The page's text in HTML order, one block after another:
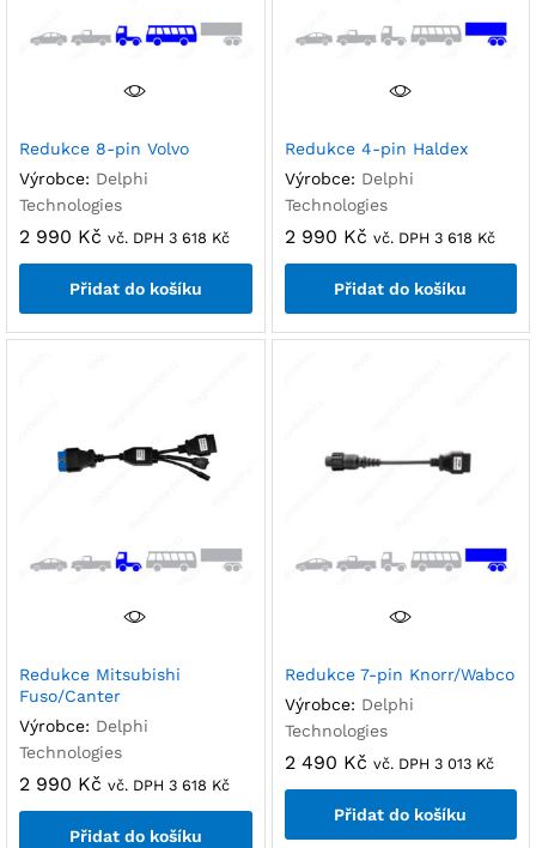
Redukce 8-pin Volvo
Výrobce: Delphi
Technologies
2 990 Kč vč. DPH 3 618 Kč
Přidat do košíku
Redukce 4-pin Haldex
Výrobce: Delphi
Technologies
2 990 Kč vč. DPH 3 618 Kč
Přidat do košíku
Redukce Mitsubishi
Fuso/Canter
Výrobce: Delphi
Technologies
2 990 Kč vč. DPH 3 618 Kč
Přidat do košíku
Redukce 7-pin Knorr/Wabco
Výrobce: Delphi
Technologies
2 490 Kč vč. DPH 3 013 Kč
Přidat do košíku